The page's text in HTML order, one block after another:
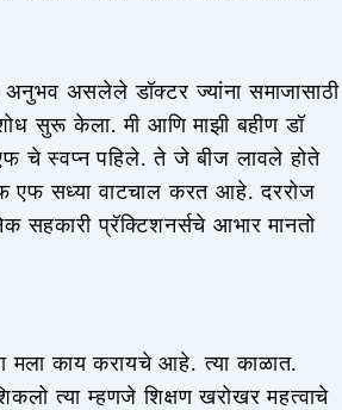
अनुभव असलेले डॉक्टर ज्यांना समाजासाठी
सुरू केला. मी आणि माझी बहीण डॉ
चे स्वप्न पहिले. ते जे बीज लावले होते
एफ एफ सध्या वाटचाल करत आहे. दररोज
सहकारी प्रॅक्टिशनर्सचे आभार मानतो
मला काय करायचे आहे. त्या काळात.
त्या म्हणजे शिक्षण खरोखर महत्वाचे